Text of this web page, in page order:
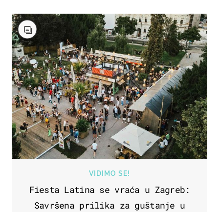
VIDIMO SE!
Fiesta Latina se vraća u Zagreb:
Savršena prilika za guštanje u